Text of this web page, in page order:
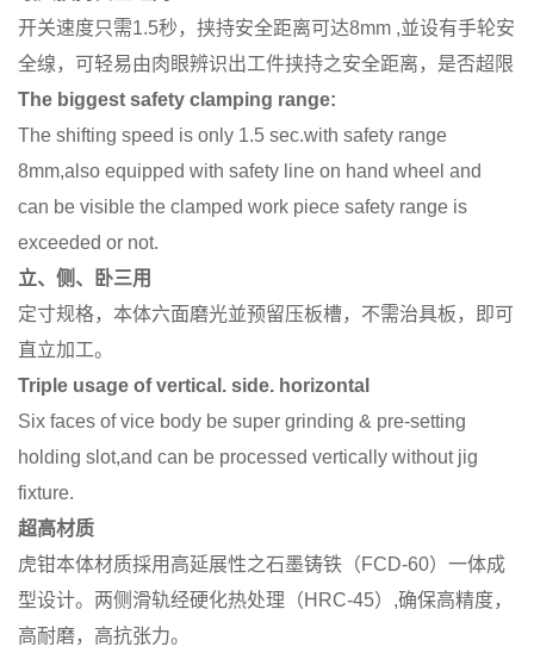
开关速度只需1.5秒，挟持安全距离可达8mm ,並设有手轮安
全缐，可轻易由肉眼辨识出工件挟持之安全距离，是否超限
The biggest safety clamping range:
The shifting speed is only 1.5 sec.with safety range
8mm,also equipped with safety line on hand wheel and
can be visible the clamped work piece safety range is
exceeded or not.
立、侧、卧三用
定寸规格，本体六面磨光並预留压板槽，不需治具板，即可
直立加工。
Triple usage of vertical. side. horizontal
Six faces of vice body be super grinding & pre-setting
holding slot,and can be processed vertically without jig
fixture.
超高材质
虎钳本体材质採用高延展性之石墨铸铁（FCD-60）一体成
型设计。两侧滑轨经硬化热处理（HRC-45）,确保高精度，
高耐磨，高抗张力。